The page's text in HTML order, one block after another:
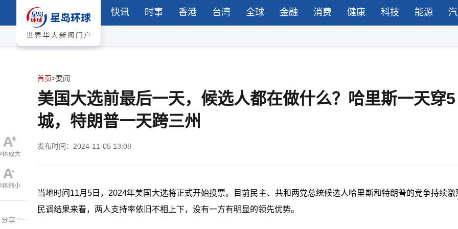
快讯 时事 香港 台湾 全球 金融 消费 健康 科技 能源
首页>要闻
美国大选前最后一天，候选人都在做什么？哈里斯一天穿5
城，特朗普一天跨三州
发布时间：2024-11-05 13:08
当地时间11月5日，2024年美国大选将正式开始投票。目前民主、共和两党总统候选人哈里斯和特朗普的竞争持续激
民调结果来看，两人支持率依旧不相上下，没有一方有明显的领先优势。